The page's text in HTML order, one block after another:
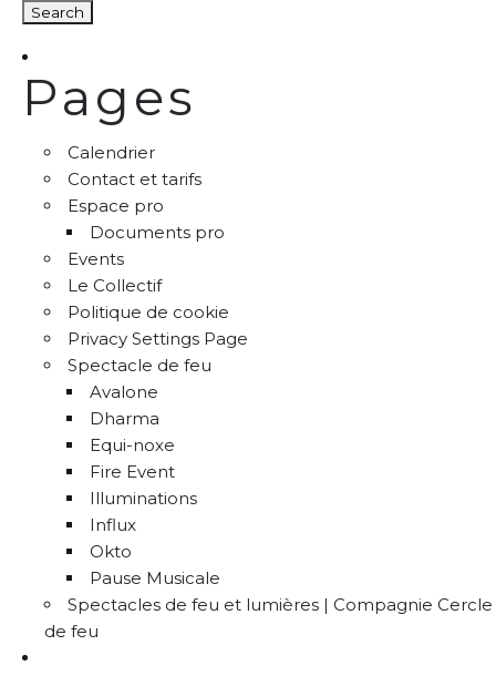
Pages
Calendrier
Contact et tarifs
Espace pro
Documents pro
Events
Le Collectif
Politique de cookie
Privacy Settings Page
Spectacle de feu
Avalone
Dharma
Equi-noxe
Fire Event
Illuminations
Influx
Okto
Pause Musicale
Spectacles de feu et lumières | Compagnie Cercle
de feu